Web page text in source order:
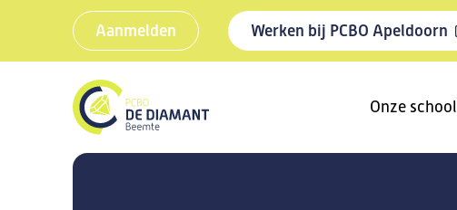
Aanmelden Werken bij PCBO Apeldoorn
Onze school